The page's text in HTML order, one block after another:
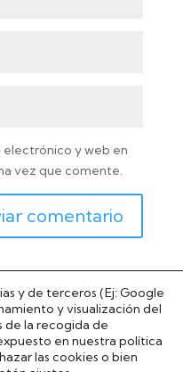
electrónico y web en
vez que comente.
Reserved. |Aviso
y de terceros (Ej: Google
y visualización del
de la recogida de
en nuestra política
las cookies o bien